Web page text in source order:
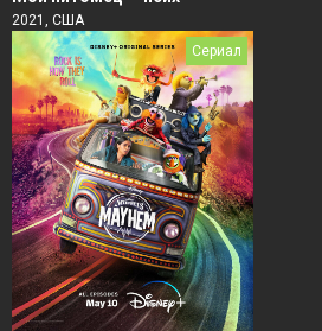
2021, США
Сериал